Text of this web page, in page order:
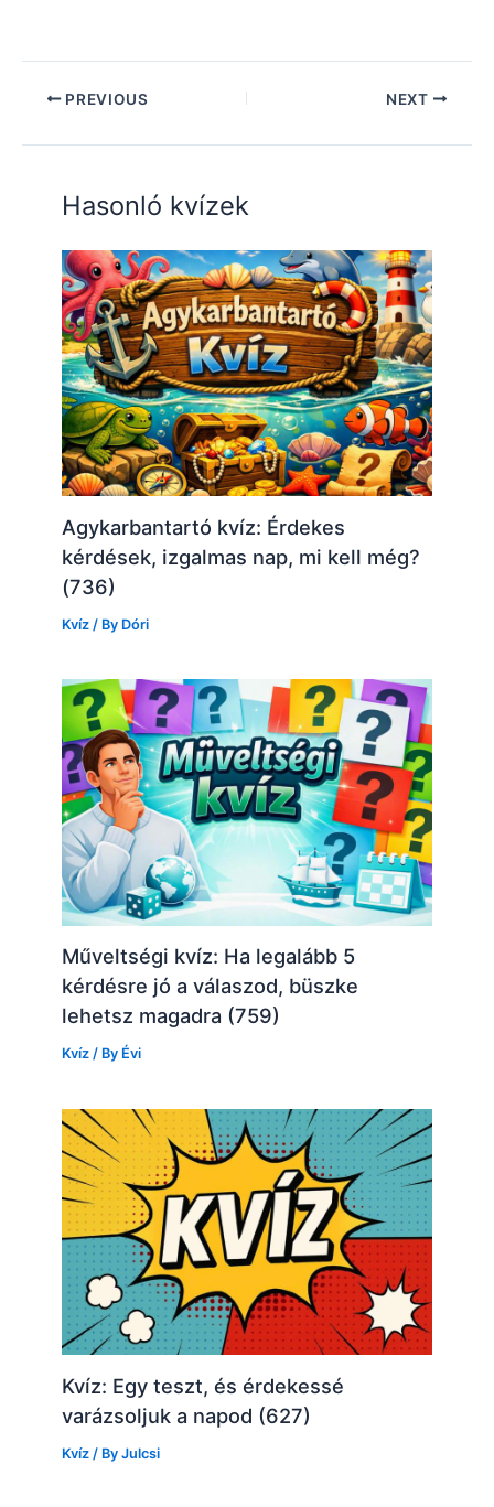
PREVIOUS NEXT
Hasonló kvízek
Agykarbantartó kvíz: Érdekes
kérdések, izgalmas nap, mi kell még?
(736)
Kvíz / By Dóri
Műveltségi kvíz: Ha legalább 5
kérdésre jó a válaszod, büszke
lehetsz magadra (759)
Kvíz / By Évi
Kvíz: Egy teszt, és érdekessé
varázsoljuk a napod (627)
Kvíz / ByJulcsi